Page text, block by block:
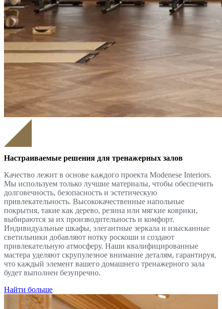
Настраиваемые решения для тренажерных залов
Качество лежит в основе каждого проекта Modenese Interiors.
Мы используем только лучшие материалы, чтобы обеспечить
долговечность, безопасность и эстетическую
привлекательность. Высококачественные напольные
покрытия, такие как дерево, резина или мягкие коврики,
выбираются за их производительность и комфорт.
Индивидуальные шкафы, элегантные зеркала и изысканные
светильники добавляют нотку роскоши и создают
привлекательную атмосферу. Наши квалифицированные
мастера уделяют скрупулезное внимание деталям, гарантируя,
что каждый элемент вашего домашнего тренажерного зала
будет выполнен безупречно.
Найти больше